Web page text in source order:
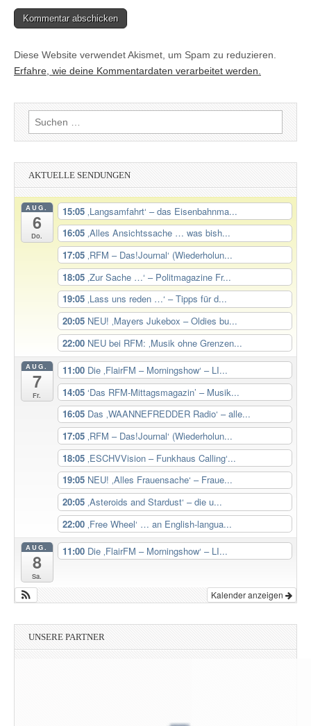
Diese Website verwendet Akismet, um Spam zu reduzieren.
Erfahre, wie deine Kommentardaten verarbeitet werden.
Suchen
nach:
AKTUELLE SENDUNGEN
AUG.
6
Do.
15:05 ‚Langsamfahrt‘ – das Eisenbahnma...
16:05 ‚Alles Ansichtssache … was bish...
17:05 ‚RFM – Das!Journal‘ (Wiederholun...
18:05 ‚Zur Sache …‘ – Politmagazine Fr...
19:05 ‚Lass uns reden …‘ – Tipps für d...
20:05 NEU! ‚Mayers Jukebox – Oldies bu...
22:00 NEU bei RFM: ‚Musik ohne Grenzen...
AUG.
7
Fr.
11:00 Die ‚FlairFM – Morningshow‘ – LI...
14:05 ‘Das RFM-Mittagsmagazin’ – Musik...
16:05 Das ‚WAANNEFREDDER Radio‘ – alle...
17:05 ‚RFM – Das!Journal‘ (Wiederholun...
18:05 ‚ESCHVVision – Funkhaus Calling‘...
19:05 NEU! ‚Alles Frauensache‘ – Fraue...
20:05 ‚Asteroids and Stardust‘ – die u...
22:00 ‚Free Wheel‘ … an English-langua...
AUG.
8
Sa.
11:00 Die ‚FlairFM – Morningshow‘ – LI...
Kalender anzeigen
UNSERE PARTNER